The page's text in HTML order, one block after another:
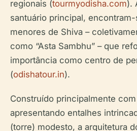
regionais (tourmyodisha.com).
santuário principal,
menores de Shiva –
como “Asta Sambhu” – que
importância como centro de
(odishatour.in).
Construído principalmente
apresentando entalhes
(torre) modesto, a arquitetura